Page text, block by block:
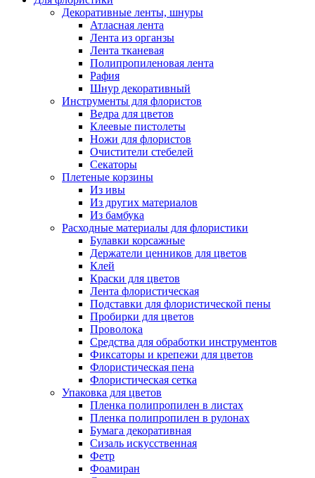
Декоративные ленты, шнуры
Атласная лента
Лента из органзы
Лента тканевая
Полипропиленовая лента
Рафия
Шнур декоративный
Инструменты для флористов
Ведра для цветов
Клеевые пистолеты
Ножи для флористов
Очистители стебелей
Секаторы
Плетеные корзины
Из ивы
Из других материалов
Из бамбука
Расходные материалы для флористики
Булавки корсажные
Держатели ценников для цветов
Клей
Краски для цветов
Лента флористическая
Подставки для флористической пены
Пробирки для цветов
Проволока
Средства для обработки инструментов
Фиксаторы и крепежи для цветов
Флористическая пена
Флористическая сетка
Упаковка для цветов
Пленка полипропилен в листах
Пленка полипропилен в рулонах
Бумага декоративная
Сизаль искусственная
Фетр
Фоамиран